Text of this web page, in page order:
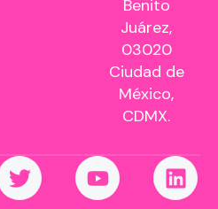
Benito
Juárez,
03020
Ciudad de
México,
CDMX.
T
w
Y
o
L
i